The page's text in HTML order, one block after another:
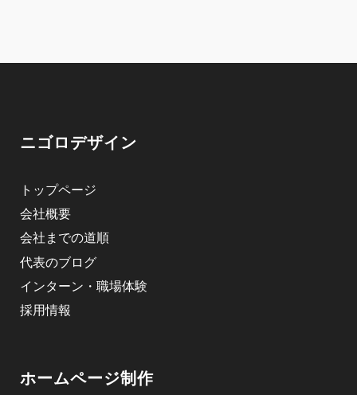
ニゴロデザイン
トップページ
会社概要
会社までの道順
代表のブログ
インターン・職場体験
採用情報
ホームページ制作